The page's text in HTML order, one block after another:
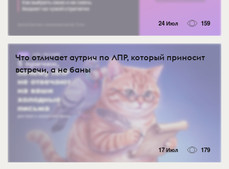
24 Июл 159
Что отличает аутрич по ЛПР, который приносит
встречи, а не баны
17 Июл 179